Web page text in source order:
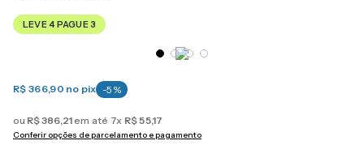
LEVE 4 PAGUE 3
R$ 366,90 no pix -5 %
ou R$386,21 em até 7x R$55,17
Conferir opções de parcelamento e pagamento